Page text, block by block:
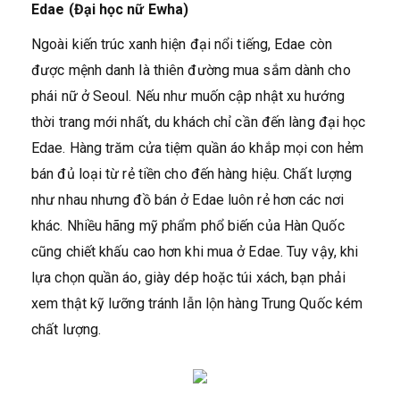
Edae (Đại học nữ Ewha)
Ngoài kiến trúc xanh hiện đại nổi tiếng, Edae còn
được mệnh danh là thiên đường mua sắm dành cho
phái nữ ở Seoul. Nếu như muốn cập nhật xu hướng
thời trang mới nhất, du khách chỉ cần đến làng đại học
Edae. Hàng trăm cửa tiệm quần áo khắp mọi con hẻm
bán đủ loại từ rẻ tiền cho đến hàng hiệu. Chất lượng
như nhau nhưng đồ bán ở Edae luôn rẻ hơn các nơi
khác. Nhiều hãng mỹ phẩm phổ biến của Hàn Quốc
cũng chiết khấu cao hơn khi mua ở Edae. Tuy vậy, khi
lựa chọn quần áo, giày dép hoặc túi xách, bạn phải
xem thật kỹ lưỡng tránh lẫn lộn hàng Trung Quốc kém
chất lượng.